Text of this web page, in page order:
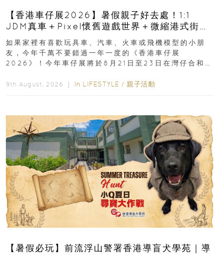
【香港車仔展2026】暑假親子好去處！1:1
JDM真車＋Pixel懷舊遊戲世界＋微縮港式街景
8月灣仔登場 車迷家庭必去！
如果家裡有喜歡玩具車、汽車、火車或飛機模型的小朋
友，今年千萬不要錯過一年一度的《香港車仔展
2026》！今年車仔展將於8月21日至23日在灣仔合和酒
9th August, 2026 ｜ In LIFESTYLE / 親子活動
【暑假必玩】前流浮山警署香港導盲犬學苑｜導